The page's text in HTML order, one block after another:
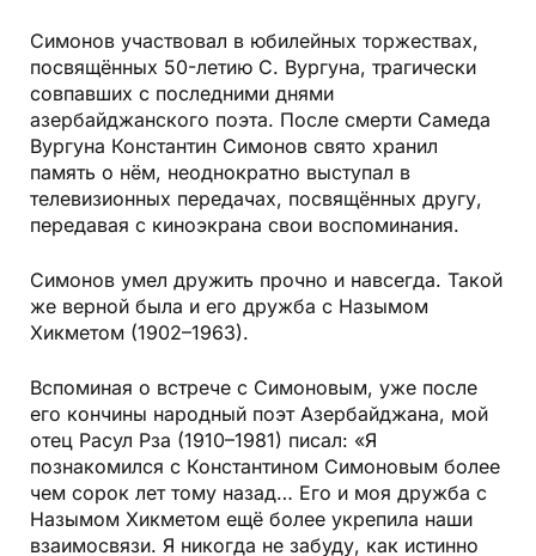
Симонов участвовал в юбилейных торжествах,
посвящённых 50-летию С. Вургуна, трагически
совпавших с последними днями
азербайджанского поэта. После смерти Самеда
Вургуна Константин Симонов свято хранил
память о нём, неоднократно выступал в
телевизионных передачах, посвящённых другу,
передавая с киноэкрана свои воспоминания.
Симонов умел дружить прочно и навсегда. Такой
же верной была и его дружба с Назымом
Хикметом (1902–1963).
Вспоминая о встрече с Симоновым, уже после
его кончины народный поэт Азербайджана, мой
отец Расул Рза (1910–1981) писал: «Я
познакомился с Константином Симоновым более
чем сорок лет тому назад… Его и моя дружба с
Назымом Хикметом ещё более укрепила наши
взаимосвязи. Я никогда не забуду, как истинно